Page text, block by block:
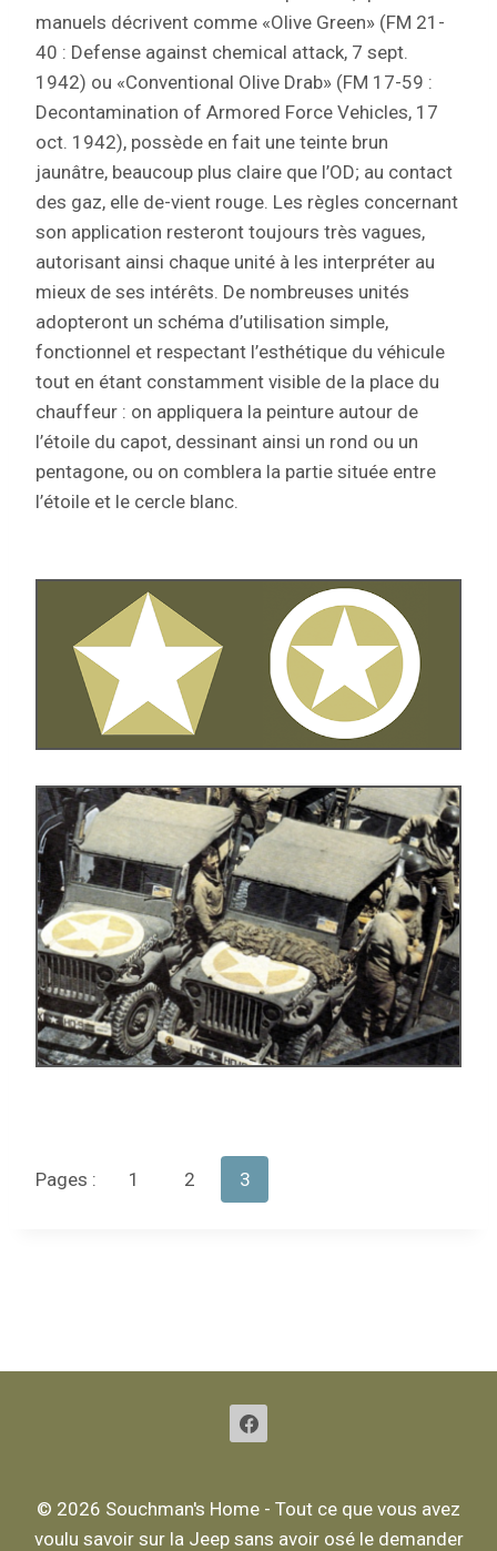
manuels décrivent comme «Olive Green» (FM 21-
40 : Defense against chemical attack, 7 sept.
1942) ou «Conventional Olive Drab» (FM 17-59 :
Decontamination of Armored Force Vehicles, 17
oct. 1942), possède en fait une teinte brun
jaunâtre, beaucoup plus claire que l’OD; au contact
des gaz, elle de-vient rouge. Les règles concernant
son application resteront toujours très vagues,
autorisant ainsi chaque unité à les interpréter au
mieux de ses intérêts. De nombreuses unités
adopteront un schéma d’utilisation simple,
fonctionnel et respectant l’esthétique du véhicule
tout en étant constamment visible de la place du
chauffeur : on appliquera la peinture autour de
l’étoile du capot, dessinant ainsi un rond ou un
pentagone, ou on comblera la partie située entre
l’étoile et le cercle blanc.
Pages : 1 2 3
© 2026 Souchman's Home - Tout ce que vous avez
voulu savoir sur la Jeep sans avoir osé le demander